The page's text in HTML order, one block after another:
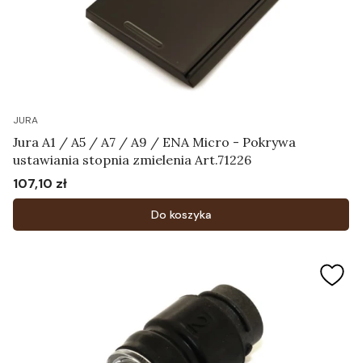
JURA
Jura A1 / A5 / A7 / A9 / ENA Micro - Pokrywa
ustawiania stopnia zmielenia Art.71226
Cena
107,10 zł
Do koszyka